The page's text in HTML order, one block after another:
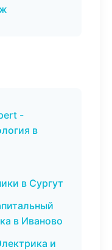
-
в
в Сургут
в Иваново
и